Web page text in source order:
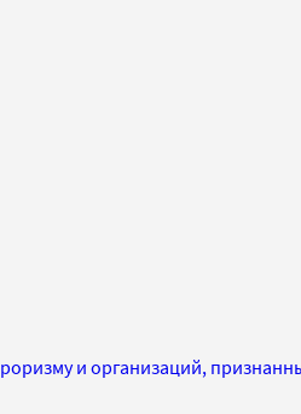
и организаций,